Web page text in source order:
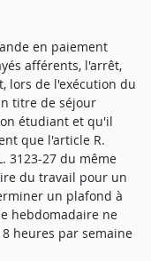
en paiement
afférents, l'arrêt,
lors de l'exécution du
titre de séjour
étudiant et qu'il
que l'article R.
3123-27 du même
du travail pour un
un plafond à
hebdomadaire ne
heures par semaine